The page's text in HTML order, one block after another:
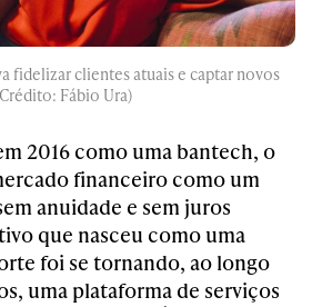
fidelizar clientes atuais e captar novos
Fábio Ura)
2016 como uma bantech, o
financeiro como um
anuidade e sem juros
que nasceu como uma
foi se tornando, ao longo
uma plataforma de serviços